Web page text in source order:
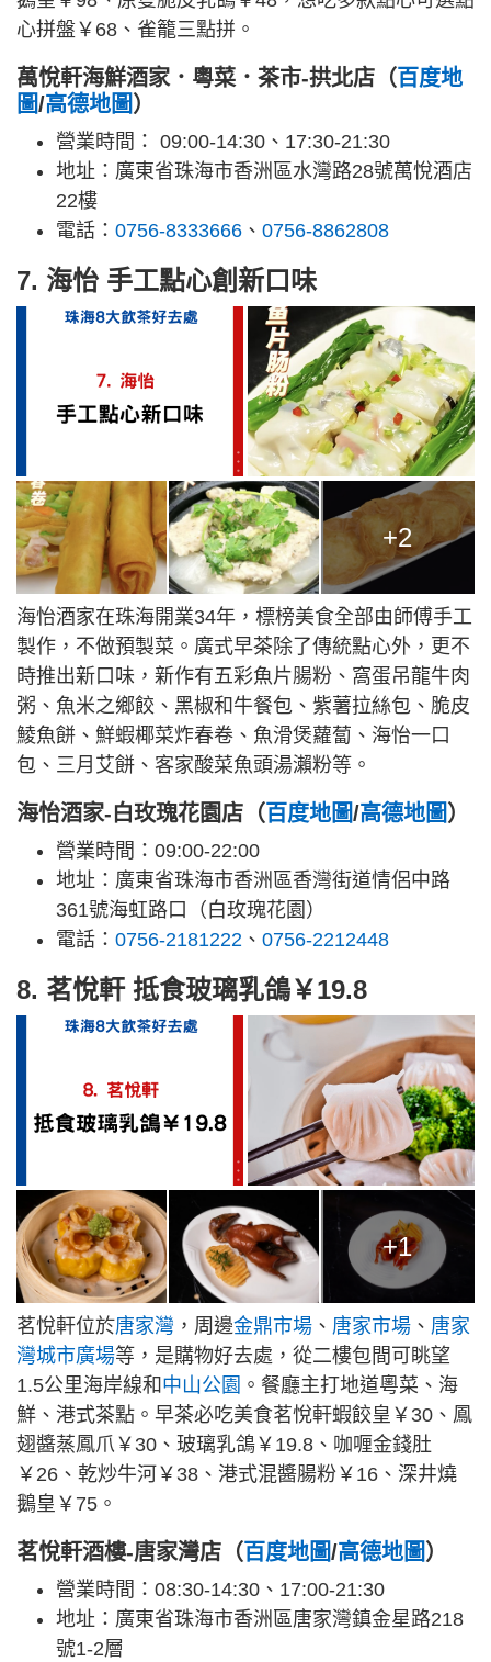
心拼盤￥68、雀籠三點拼。
萬悅軒海鮮酒家．粵菜．茶市-拱北店（百度地
圖/高德地圖 ）
營業時間： 09:00-14:30、17:30-21:30
地址：廣東省珠海市香洲區水灣路28號萬悅酒店
22樓
電話： 0756-8333666 、 0756-8862808
7. 海怡 手工點心創新口味
+2
海怡酒家在珠海開業34年，標榜美食全部由師傅手工
製作，不做預製菜。廣式早茶除了傳統點心外，更不
時推出新口味，新作有五彩魚片腸粉、窩蛋吊龍牛肉
粥、魚米之鄉餃、黑椒和牛餐包、紫薯拉絲包、脆皮
鯪魚餅、鮮蝦椰菜炸春卷、魚滑煲蘿蔔、海怡一口
包、三月艾餅、客家酸菜魚頭湯瀨粉等。
海怡酒家-白玫瑰花園店（百度地圖/高德地圖 ）
營業時間：09:00-22:00
地址：廣東省珠海市香洲區香灣街道情侶中路
361號海虹路口（白玫瑰花園）
電話： 0756-2181222 、 0756-2212448
8. 茗悅軒 抵食玻璃乳鴿￥19.8
+1
茗悅軒位於唐家灣 ，周邊金鼎市場 、 唐家市場 、 唐家
灣城市廣場等，是購物好去處，從二樓包間可眺望
1.5公里海岸線和 中山公園 。餐廳主打地道粵菜、海
鮮、港式茶點。早茶必吃美食茗悅軒蝦餃皇￥30、鳳
翅醬蒸鳳爪￥30、玻璃乳鴿￥19.8、咖喱金錢肚
￥26、乾炒牛河￥38、港式混醬腸粉￥16、深井燒
鵝皇￥75。
茗悅軒酒樓-唐家灣店（百度地圖/高德地圖 ）
營業時間：08:30-14:30、17:00-21:30
地址：廣東省珠海市香洲區唐家灣鎮金星路218
號1-2層